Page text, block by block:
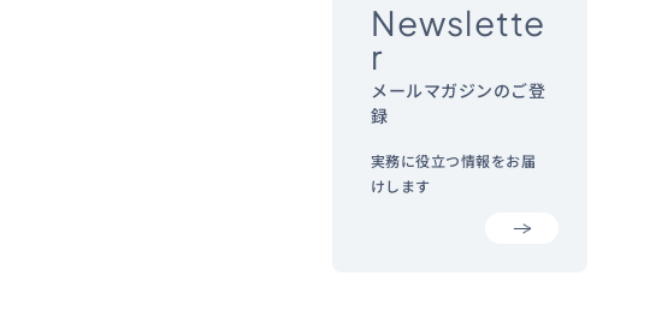
Newslette
r
メールマガジンのご登
録
実務に役立つ情報をお届
けします